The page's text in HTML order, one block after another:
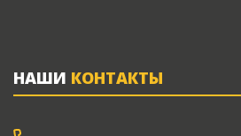
НАШИ КОНТАКТЫ